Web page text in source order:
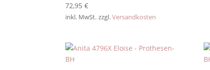
72,95€
inkl. MwSt. zzgl.Versandkosten